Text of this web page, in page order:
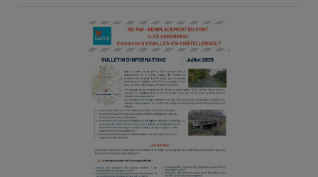
École de Cenon-sur-Vienne 📅 Lundi 16h15-17h45
et/ou mardi 17h30-18h30 N'hésitez pas à contacter :
Anne-Sophie Bellicaud...